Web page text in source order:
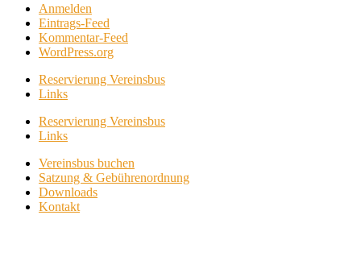
Anmelden
Eintrags-Feed
Kommentar-Feed
WordPress.org
Reservierung Vereinsbus
Links
Reservierung Vereinsbus
Links
Vereinsbus buchen
Satzung & Gebührenordnung
Downloads
Kontakt